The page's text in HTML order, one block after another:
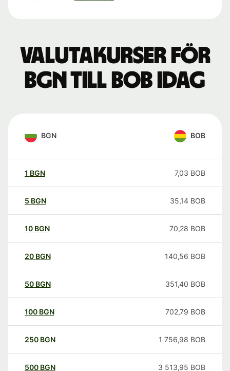
Valutakurser för
BGN till BOB idag
BGN BOB
1 BGN 7,03 BOB
5 BGN 35,14 BOB
10 BGN 70,28 BOB
20 BGN 140,56 BOB
50 BGN 351,40 BOB
100 BGN 702,79 BOB
250 BGN 1 756,98 BOB
500 BGN 3 513,95 BOB